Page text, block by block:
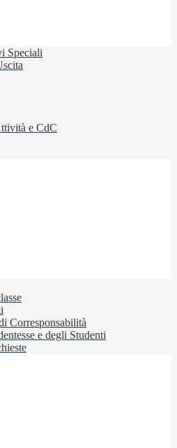
Speciali
e CdC
Corresponsabilità
e degli Studenti